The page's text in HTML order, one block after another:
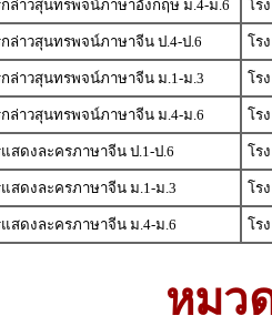
ล่าวสุนทรพจน์ภาษาอังกฤษ ม.4-ม.6
โร
ล่าวสุนทรพจน์ภาษาจีน ป.4-ป.6
โร
ล่าวสุนทรพจน์ภาษาจีน ม.1-ม.3
โร
ล่าวสุนทรพจน์ภาษาจีน ม.4-ม.6
โร
สดงละครภาษาจีน ป.1-ป.6
โร
สดงละครภาษาจีน ม.1-ม.3
โร
สดงละครภาษาจีน ม.4-ม.6 โร
หมว